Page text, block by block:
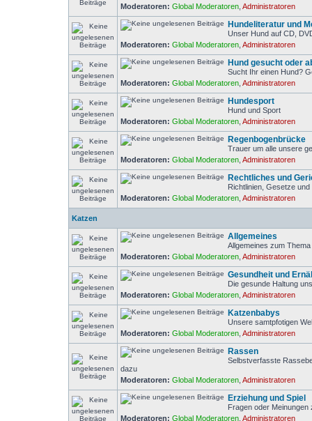
Moderatoren: Global Moderatoren Administratoren
Hundeliteratur und
Unser Hund auf CD,
Moderatoren: Global Moderatoren Administratoren
Hund gesucht oder
Sucht Ihr einen Hund?
Moderatoren: Global Moderatoren Administratoren
Hundesport
Hund und Sport
Moderatoren: Global Moderatoren Administratoren
Regenbogenbrücke
Trauer um alle unsere
Moderatoren: Global Moderatoren Administratoren
Rechtliches und
Richtlinien, Gesetze
Moderatoren: Global Moderatoren Administratoren
Katzen
Allgemeines
Allgemeines zum
Moderatoren: Global Moderatoren Administratoren
Gesundheit und
Die gesunde Haltung
Moderatoren: Global Moderatoren Administratoren
Katzenbabys
Unsere samtpfotigen
Moderatoren: Global Moderatoren Administratoren
Rassen
Selbstverfasste
dazu
Moderatoren: Global Moderatoren Administratoren
Erziehung und Spiel
Fragen oder Meinungen
Moderatoren: Global Moderatoren Administratoren